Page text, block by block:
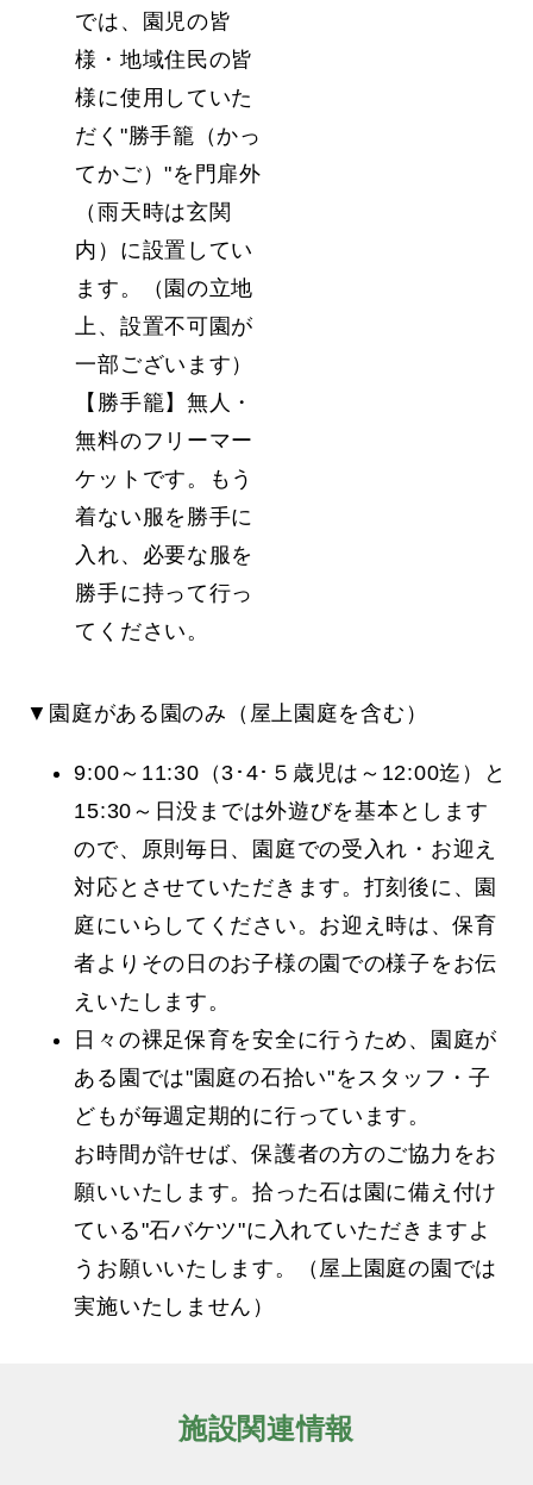
では、園児の皆
様・地域住民の皆
様に使用していた
だく"勝手籠（かっ
てかご）"を門扉外
（雨天時は玄関
内）に設置してい
ます。（園の立地
上、設置不可園が
一部ございます）
【勝手籠】無人・
無料のフリーマー
ケットです。もう
着ない服を勝手に
入れ、必要な服を
勝手に持って行っ
てください。
▼園庭がある園のみ（屋上園庭を含む）
9:00～11:30（3･4･５歳児は～12:00迄）と
15:30～日没までは外遊びを基本とします
ので、原則毎日、園庭での受入れ・お迎え
対応とさせていただきます。打刻後に、園
庭にいらしてください。お迎え時は、保育
者よりその日のお子様の園での様子をお伝
えいたします。
日々の裸足保育を安全に行うため、園庭が
ある園では"園庭の石拾い"をスタッフ・子
どもが毎週定期的に行っています。
お時間が許せば、保護者の方のご協力をお
願いいたします。拾った石は園に備え付け
ている"石バケツ"に入れていただきますよ
うお願いいたします。（屋上園庭の園では
実施いたしません）
施設関連情報